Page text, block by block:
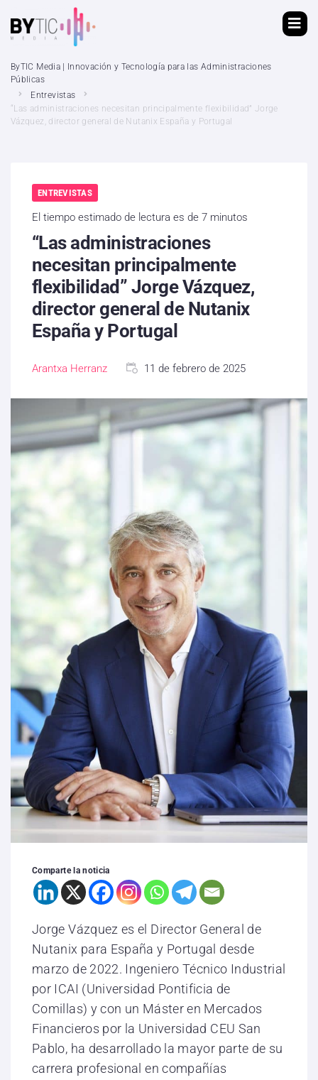
ByTIC Media | Innovación y Tecnología para las Administraciones
Públicas
Entrevistas
“Las administraciones necesitan principalmente flexibilidad” Jorge
Vázquez, director general de Nutanix España y Portugal
ENTREVISTAS
El tiempo estimado de lectura es de 7 minutos
“Las administraciones
necesitan principalmente
flexibilidad” Jorge Vázquez,
director general de Nutanix
España y Portugal
Arantxa Herranz 11 de febrero de 2025
Comparte la noticia
Jorge Vázquez es el Director General de
Nutanix para España y Portugal desde
marzo de 2022. Ingeniero Técnico Industrial
por ICAI (Universidad Pontificia de
Comillas) y con un Máster en Mercados
Financieros por la Universidad CEU San
Pablo, ha desarrollado la mayor parte de su
carrera profesional en compañías